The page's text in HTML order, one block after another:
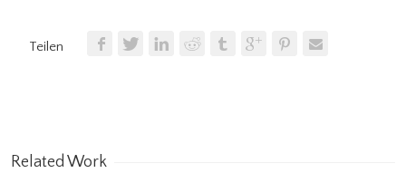
Teilen
Related Work